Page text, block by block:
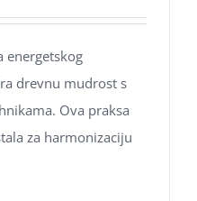
energetskog
drevnu mudrost s
Ova praksa
za harmonizaciju